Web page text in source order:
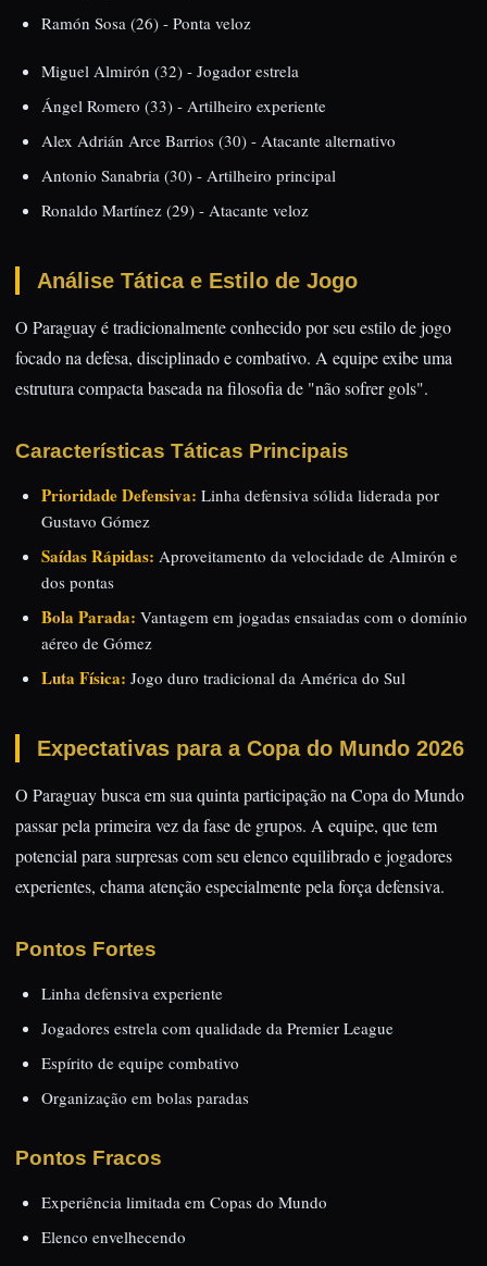
Ramón Sosa (26) - Ponta veloz
Miguel Almirón (32) - Jogador estrela
Ángel Romero (33) - Artilheiro experiente
Alex Adrián Arce Barrios (30) - Atacante alternativo
Antonio Sanabria (30) - Artilheiro principal
Ronaldo Martínez (29) - Atacante veloz
Análise Tática e Estilo de Jogo
O Paraguay é tradicionalmente conhecido por seu estilo de jogo
focado na defesa, disciplinado e combativo. A equipe exibe uma
estrutura compacta baseada na filosofia de "não sofrer gols".
Características Táticas Principais
Prioridade Defensiva: Linha defensiva sólida liderada por
Gustavo Gómez
Saídas Rápidas: Aproveitamento da velocidade de Almirón e
dos pontas
Bola Parada: Vantagem em jogadas ensaiadas com o domínio
aéreo de Gómez
Luta Física: Jogo duro tradicional da América do Sul
Expectativas para a Copa do Mundo 2026
O Paraguay busca em sua quinta participação na Copa do Mundo
passar pela primeira vez da fase de grupos. A equipe, que tem
potencial para surpresas com seu elenco equilibrado e jogadores
experientes, chama atenção especialmente pela força defensiva.
Pontos Fortes
Linha defensiva experiente
Jogadores estrela com qualidade da Premier League
Espírito de equipe combativo
Organização em bolas paradas
Pontos Fracos
Experiência limitada em Copas do Mundo
Elenco envelhecendo